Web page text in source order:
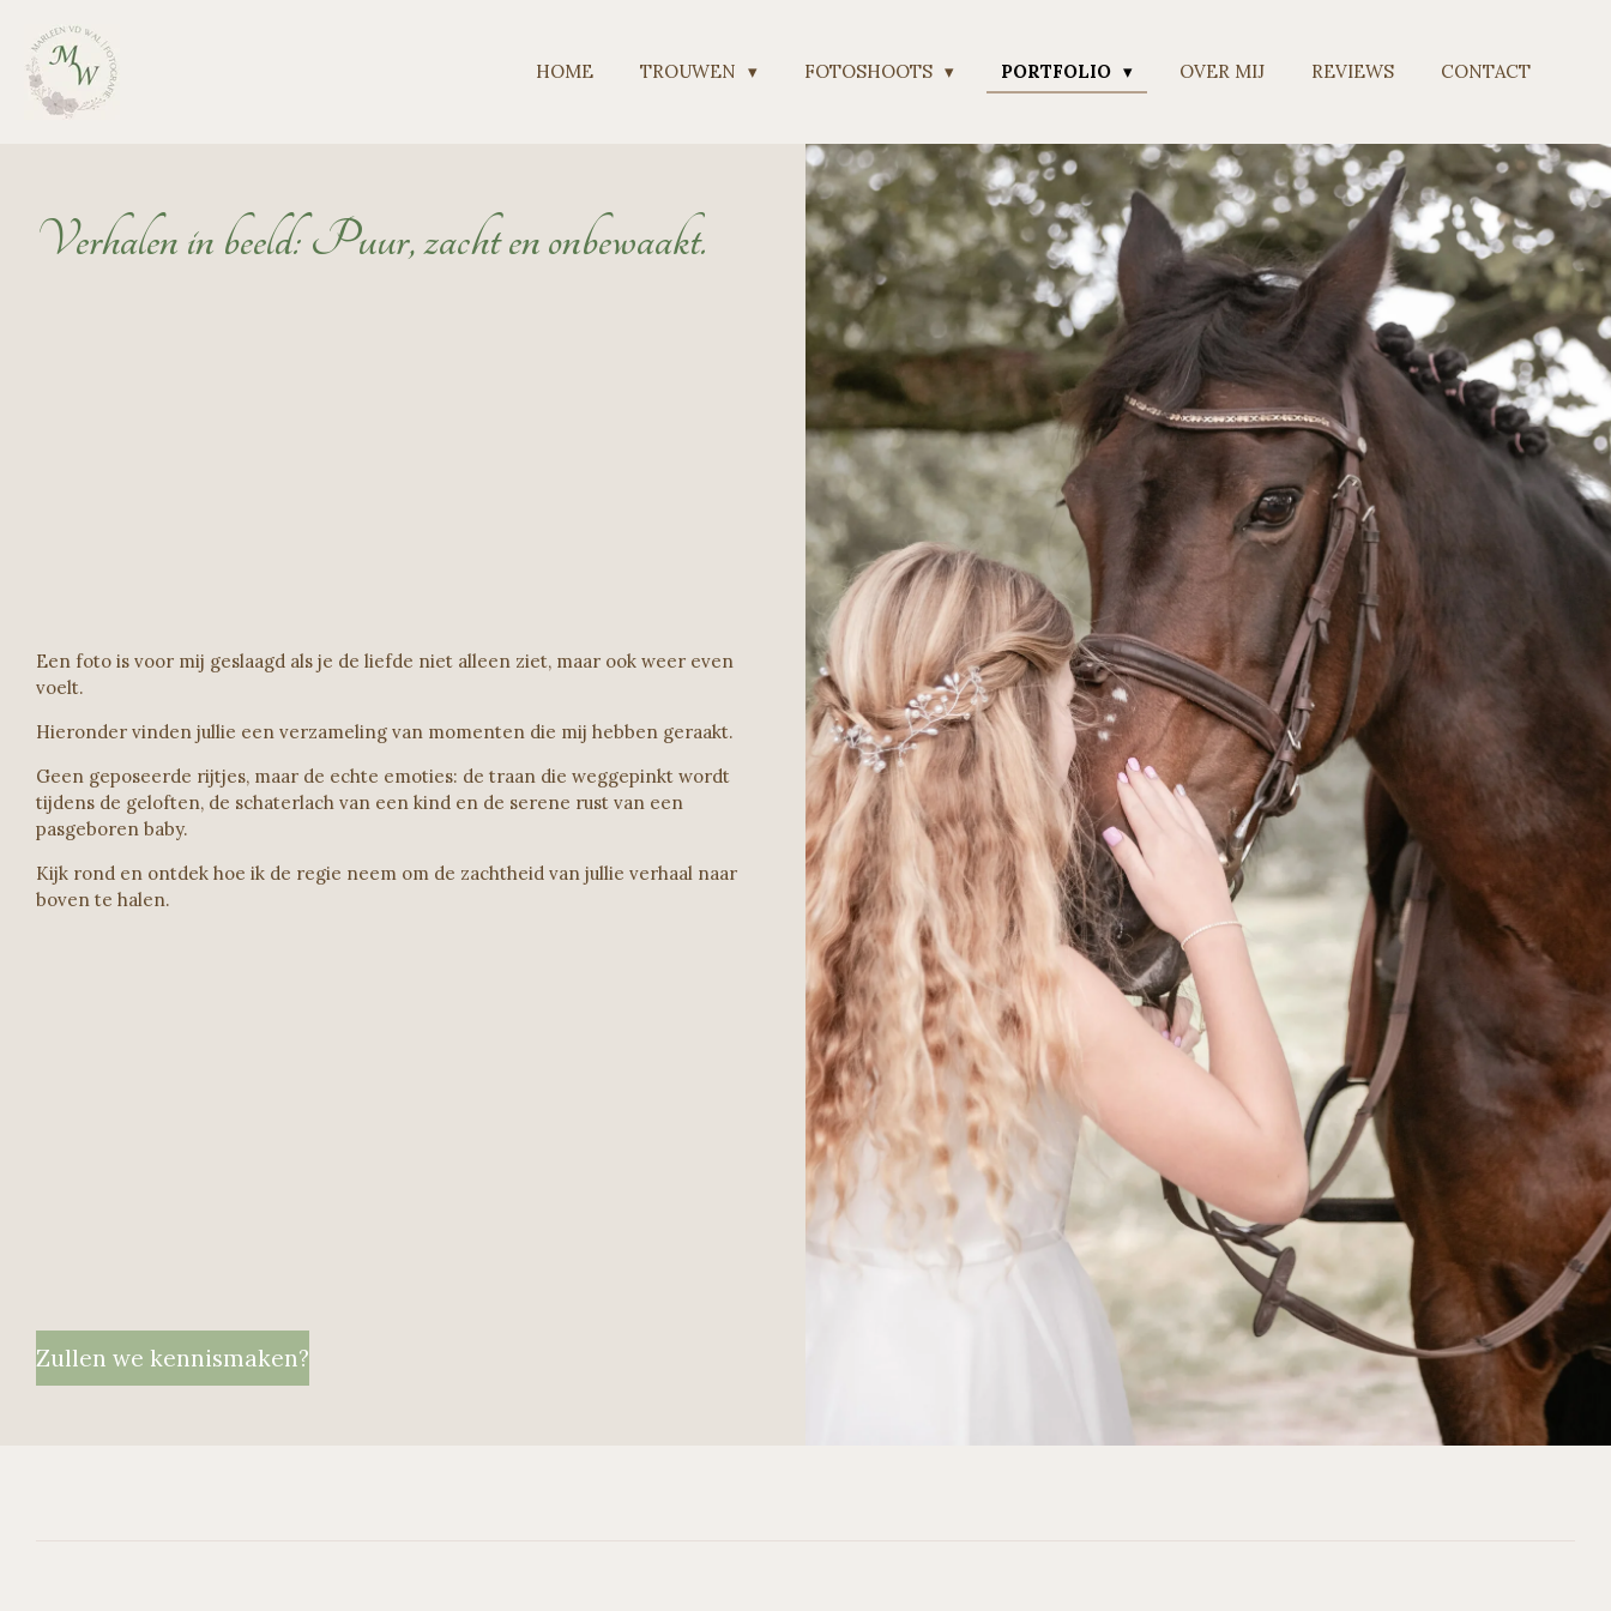
direct
naar
HOME TROUWEN FOTOSHOOTS PORTFOLIO OVER MIJ REVIEWS CONTACT
Verhalen in beeld: Puur, zacht en onbewaakt.
Een foto is voor mij geslaagd als je de liefde niet alleen ziet, maar ook weer even
voelt.
Hieronder vinden jullie een verzameling van momenten die mij hebben geraakt.
Geen geposeerde rijtjes, maar de echte emoties: de traan die weggepinkt wordt
tijdens de geloften, de schaterlach van een kind en de serene rust van een
pasgeboren baby.
Kijk rond en ontdek hoe ik de regie neem om de zachtheid van jullie verhaal naar
boven te halen.
Zullen we kennismaken?